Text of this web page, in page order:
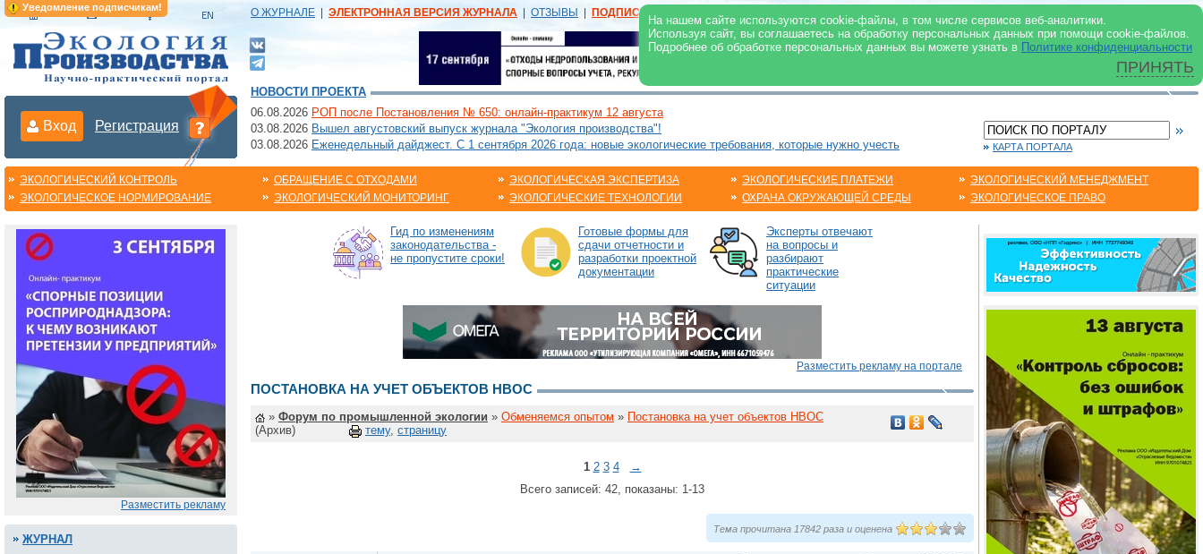
Уведомление подписчикам!
На нашем сайте используются cookie-файлы, в том числе сервисов веб-аналитики.
Используя сайт, вы соглашаетесь на обработку персональных данных при помощи cookie-файлов.
Подробнее об обработке персональных данных вы можете узнать в Политике конфиденциальности
ПРИНЯТЬ
О ЖУРНАЛЕ ЭЛЕКТРОННАЯ ВЕРСИЯ ЖУРНАЛА ОТЗЫВЫ ПОДПИСКА | В ЖУРНАЛЕ В ИНТЕРНЕТ
Вход Регистрация
НОВОСТИ ПРОЕКТА
06.08.2026 РОП после Постановления № 650: онлайн-практикум 12 августа
03.08.2026 Вышел августовский выпуск журнала "Экология производства"!
03.08.2026 Еженедельный дайджест. С 1 сентября 2026 года: новые экологические требования, которые нужно учесть КАРТА ПОРТАЛА
ЭКОЛОГИЧЕСКИЙ КОНТРОЛЬ
ЭКОЛОГИЧЕСКОЕ НОРМИРОВАНИЕ
ОБРАЩЕНИЕ С ОТХОДАМИ
ЭКОЛОГИЧЕСКИЙ МОНИТОРИНГ
ЭКОЛОГИЧЕСКАЯ ЭКСПЕРТИЗА
ЭКОЛОГИЧЕСКИЕ ТЕХНОЛОГИИ
ЭКОЛОГИЧЕСКИЕ ПЛАТЕЖИ
ОХРАНА ОКРУЖАЮЩЕЙ СРЕДЫ
ЭКОЛОГИЧЕСКИЙ МЕНЕДЖМЕНТ
ЭКОЛОГИЧЕСКОЕ ПРАВО
Разместить рекламу
ЖУРНАЛ
Гид по изменениям
законодательства -
не пропустите сроки!
Готовые формы для
сдачи отчетности и
разработки проектной
документации
Эксперты отвечают
на вопросы и
разбирают
практические
ситуации
Разместить рекламу на портале
ПОСТАНОВКА НА УЧЕТ ОБЪЕКТОВ НВОС
» Форум по промышленной экологии » Обменяемся опытом » Постановка на учет объектов НВОС
(Архив)
тему, страницу
1 2 3 4
→
Всего записей: 42, показаны: 1-13
Тема прочитана 17842 раза и оценена